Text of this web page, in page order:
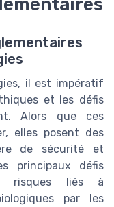
il est impératif
et les défis
Alors que ces
elles posent des
de sécurité et
principaux défis
risques liés à
par les